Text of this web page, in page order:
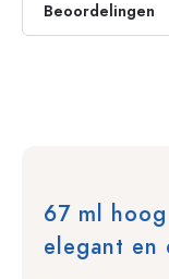
Beoordelingen
67 ml
elegant en